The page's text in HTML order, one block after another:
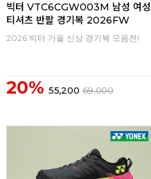
빅터 VTC6CGW003M 남성 여성
티셔츠 반팔 경기복 2026FW
2026 빅터 가을 신상 경기복 모음전!
20% 55,200 69,000